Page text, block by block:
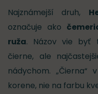
Najznámejší druh,
označuje ako
ruža. Názov vie byť
čierne, ale
nádychom.
korene, nie na farbu